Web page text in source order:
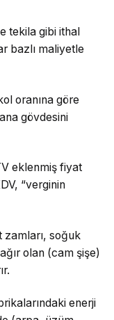
tekila gibi ithal
bazlı maliyetle
oranına göre
gövdesini
eklenmiş fiyat
“verginin
zamları, soğuk
olan (cam şişe)
enerji